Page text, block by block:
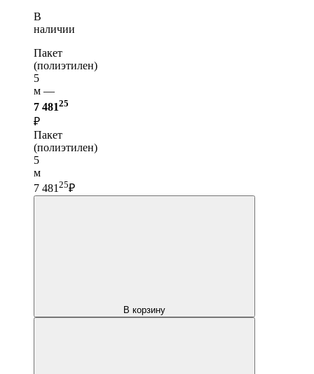
В
наличии
Пакет
(полиэтилен)
5
м —
7 48125
₽
Пакет
(полиэтилен)
5
м
7 481 25₽
В корзину